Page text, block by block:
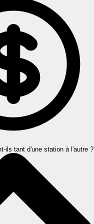
ils tant d'une station à l'autre ?